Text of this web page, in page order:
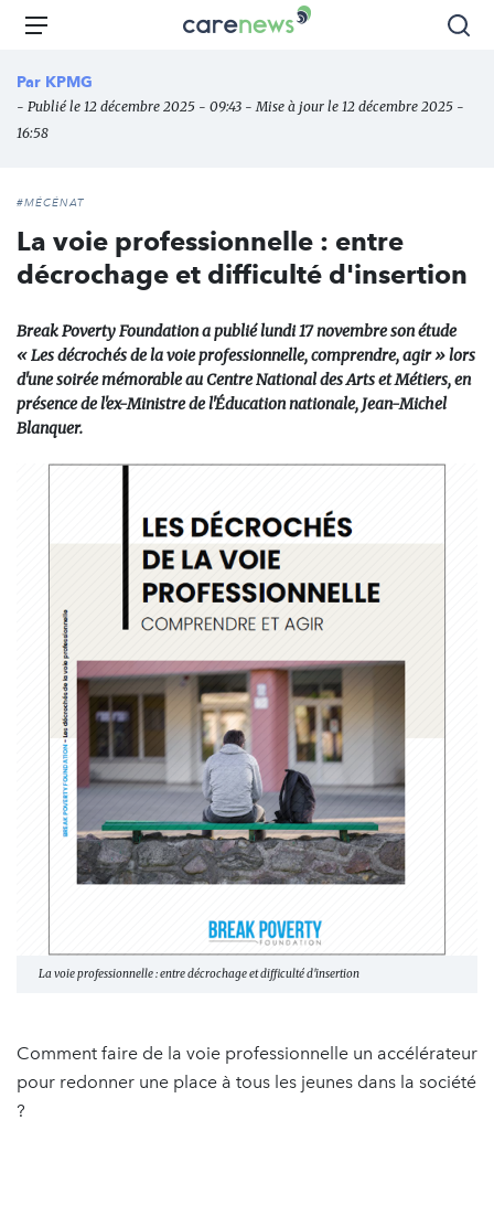
Aller
principal
Carenews,
des
Menu
Par KPMG
- Publié le 12 décembre 2025 - 09:43 - Mise à jour le 12 décembre 2025 -
16:58
#MÉCÉNAT
La voie professionnelle : entre
décrochage et difficulté d'insertion
Break Poverty Foundation a publié lundi 17 novembre son étude
« Les décrochés de la voie professionnelle, comprendre, agir » lors
d'une soirée mémorable au Centre National des Arts et Métiers, en
présence de l'ex-Ministre de l'Éducation nationale, Jean-Michel
Blanquer.
La voie professionnelle : entre décrochage et difficulté d'insertion
Comment faire de la voie professionnelle un accélérateur
pour redonner une place à tous les jeunes dans la société
?